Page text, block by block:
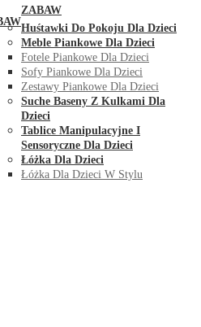
ZABAW
Huśtawki Do Pokoju Dla Dzieci
Meble Piankowe Dla Dzieci
Fotele Piankowe Dla Dzieci
Sofy Piankowe Dla Dzieci
Zestawy Piankowe Dla Dzieci
Suche Baseny Z Kulkami Dla
Dzieci
Tablice Manipulacyjne I
Sensoryczne Dla Dzieci
Łóżka Dla Dzieci
Łóżka Dla Dzieci W Stylu